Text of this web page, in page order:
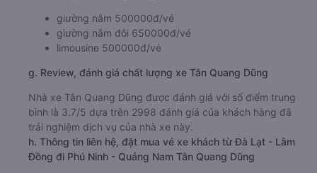
giường nằm 500000đ/vé
giường nằm đôi 650000đ/vé
limousine 500000đ/vé
g. Review, đánh giá chất lượng xe Tân Quang Dũng
Nhà xe Tân Quang Dũng được đánh giá với số điểm trung
bình là 3.7/5 dựa trên 2998 đánh giá của khách hàng đã
trải nghiệm dịch vụ của nhà xe này.
h. Thông tin liên hệ, đặt mua vé xe khách từ Đà Lạt - Lâm
Đồng đi Phú Ninh - Quảng Nam Tân Quang Dũng